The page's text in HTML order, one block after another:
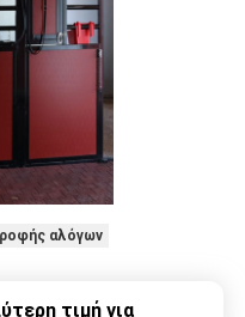
αλόγων
τιμή για